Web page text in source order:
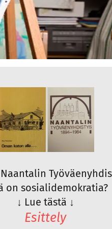
on sosialidemokratia?
↓ Lue tästä ↓
Esittely